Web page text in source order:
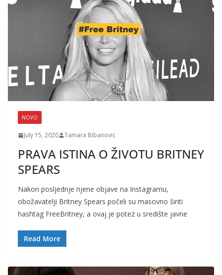
NOVO
July 15, 2020 Tamara Bibanovic
PRAVA ISTINA O ŽIVOTU BRITNEY
SPEARS
Nakon posljednje njene objave na Instagramu,
obožavatelji Britney Spears počeli su masovno širiti
hashtag FreeBritney, a ovaj je potez u središte javne
Read More